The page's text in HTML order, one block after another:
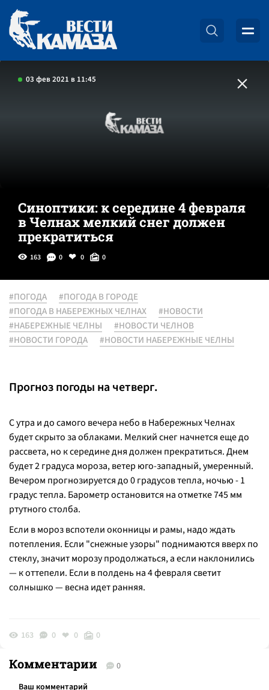
03 фев 2021 в 11:45
Синоптики: к середине 4 февраля
в Челнах мелкий снег должен
прекратиться
163 0 0 0
#ПОГОДА
#ПОГОДА В ГОРОДЕ
#ПОГОДА В НАБЕРЕЖНЫХ ЧЕЛНАХ
#НОВОСТИ
#НАБЕРЕЖНЫЕ ЧЕЛНЫ
#НОВОСТИ ЧЕЛНОВ
#НОВОСТИ ГОРОДА
#НОВОСТИ НАБЕРЕЖНЫЕ ЧЕЛНЫ
Прогноз погоды на четверг.
С утра и до самого вечера небо в Набережных Челнах
будет скрыто за облаками. Мелкий снег начнется еще до
рассвета, но к середине дня должен прекратиться. Днем
будет 2 градуса мороза, ветер юго-западный, умеренный.
Вечером прогнозируется до 0 градусов тепла, ночью - 1
градус тепла. Барометр остановится на отметке 745 мм
ртутного столба.
Если в мороз вспотели оконницы и рамы, надо ждать
потепления. Если "снежные узоры" поднимаются вверх по
стеклу, значит морозу продолжаться, а если наклонились
— к оттепели. Если в полдень на 4 февраля светит
солнышко — весна идет ранняя.
163 0 0 0
Комментарии 0